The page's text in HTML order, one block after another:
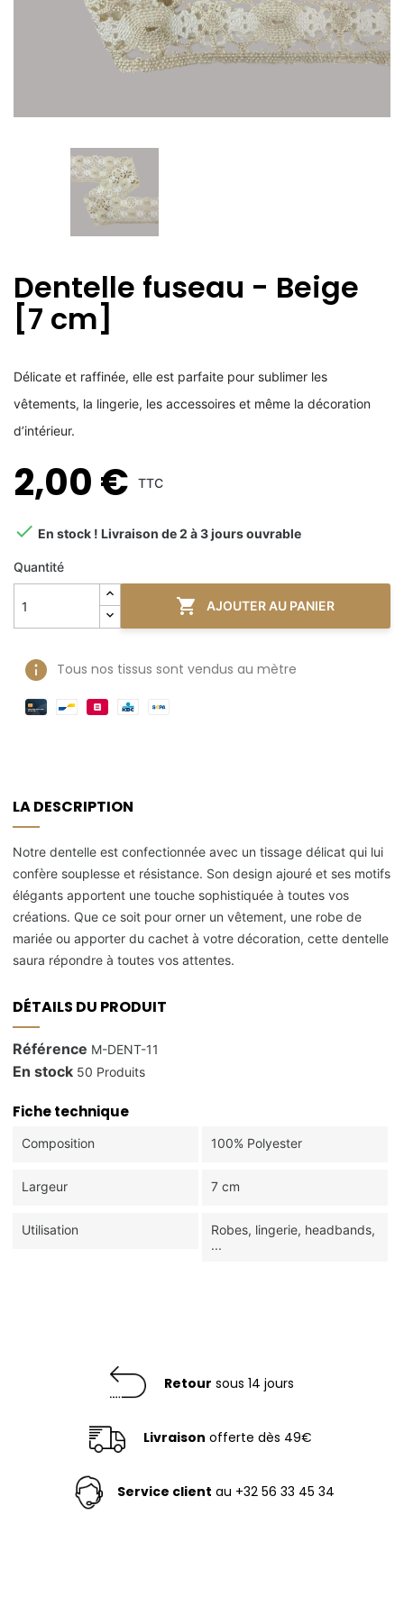
Dentelle fuseau - Beige
[7 cm]
Délicate et raffinée, elle est parfaite pour sublimer les
vêtements, la lingerie, les accessoires et même la décoration
d’intérieur.
2,00 € TTC
 En stock ! Livraison de 2 à 3 jours ouvrable
Quantité
 AJOUTER AU PANIER
Tous nos tissus sont vendus au mètre
LA DESCRIPTION
Notre dentelle est confectionnée avec un tissage délicat qui lui
confère souplesse et résistance. Son design ajouré et ses motifs
élégants apportent une touche sophistiquée à toutes vos
créations. Que ce soit pour orner un vêtement, une robe de
mariée ou apporter du cachet à votre décoration, cette dentelle
saura répondre à toutes vos attentes.
DÉTAILS DU PRODUIT
Référence M-DENT-11
En stock 50 Produits
Fiche technique
Composition 100% Polyester
Largeur 7 cm
Utilisation
Robes, lingerie, headbands,
...
Retour sous 14 jours
Livraison offerte dès 49€
Service client au +32 56 33 45 34